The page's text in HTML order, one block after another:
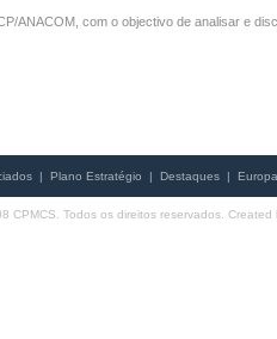
ANACOM, com o objectivo de analisar e
| Plano Estratégio | Destaques | Europa
CPMCS. Todos os direitos reservados. Created